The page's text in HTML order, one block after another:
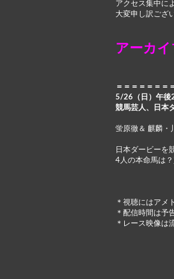
アクセス集中に
大変申し訳ござ
アーカ
＝＝＝＝＝＝＝
5/26（日）午後
競馬芸人、日本
蛍原徹＆ 麒麟・
日本ダービーを
4人の本命馬は
＊視聴にはアメ
＊配信時間は予
＊レース映像は